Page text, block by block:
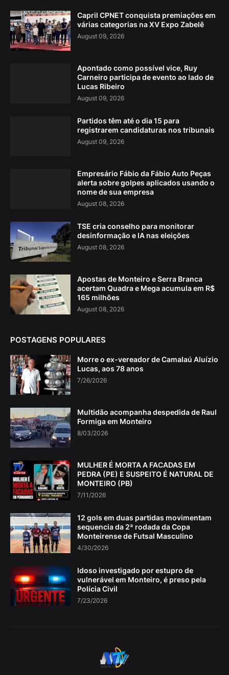
Capril CPNET conquista premiações em
várias categorias na XV Expo Zabelê
August 09, 2026
Apontado como possível vice, Ruy
Carneiro participa de evento ao lado de
Lucas Ribeiro
August 09, 2026
Partidos têm até o dia 15 para
registrarem candidaturas nos tribunais
August 09, 2026
Empresário Fábio da Fábio Auto Peças
alerta sobre golpes aplicados usando o
nome de sua empresa
August 08, 2026
TSE cria conselho para monitorar
desinformação e IA nas eleições
August 08, 2026
Apostas de Monteiro e Serra Branca
acertam Quadra e Mega acumula em R$
165 milhões
August 08, 2026
POSTAGENS POPULARES
Morre o ex-vereador de Camalaú Aluízio
Lucas, aos 78 anos
7/26/2026
Multidão acompanha despedida de Raul
Formiga em Monteiro
8/03/2026
MULHER É MORTA A FACADAS EM
PEDRA (PE) E SUSPEITO É NATURAL DE
MONTEIRO (PB)
7/11/2026
12 gols em duas partidas movimentam
sequencia da 2ª rodada da Copa
Monteirense de Futsal Masculino
4/30/2026
Idoso investigado por estupro de
vulnerável em Monteiro, é preso pela
Polícia Civil
7/23/2026